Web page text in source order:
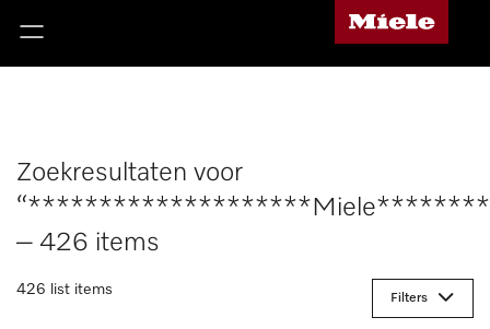
Zoekresultaten voor
– 426 items
426 list items
Filters